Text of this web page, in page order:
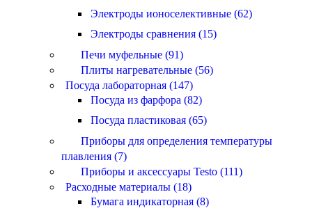
Электроды ионоселективные (62)
Электроды сравнения (15)
Печи муфельные (91)
Плиты нагревательные (56)
Посуда лабораторная (147)
Посуда из фарфора (82)
Посуда пластиковая (65)
Приборы для определения температуры
плавления (7)
Приборы и аксессуары Testo (111)
Расходные материалы (18)
Бумага индикаторная (8)